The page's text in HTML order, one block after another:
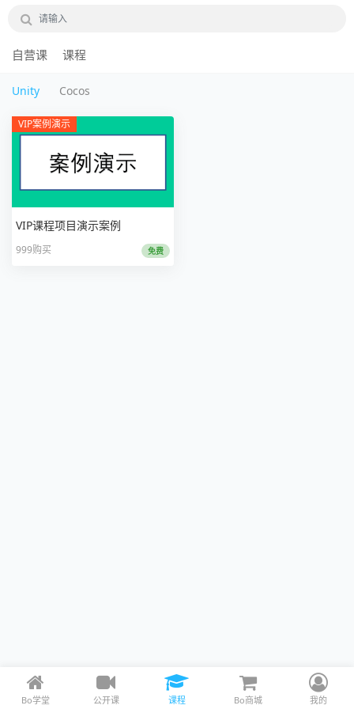
自营课 课程
Unity Cocos
VIP案例演示
VIP课程项目演示案例
999购买 免费
Bo学堂 公开课 课程 Bo商城 我的